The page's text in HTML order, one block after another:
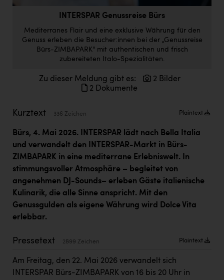
Doppler Gruppe
ERLUS AG
everfield
Fristads Austria
Immotech
INTERSPAR
INTERSPORT Austria
Jesolo
Jane Goodall Institute Austria
KEBA
INTERSPAR Genussreise Bürs
Mediterranes Flair und eine exklusive Währung für den
Genuss erleben die Besucher:innen bei der „Genussreise
Bürs-ZIMBAPARK“ mit authentischen und frisch
zubereiteten Italo-Spezialitäten.
Zu dieser Meldung gibt es:
2 Bilder
2 Dokumente
Kurztext 336 Zeichen Plaintext
Bürs, 4. Mai 2026. INTERSPAR lädt nach Bella Italia
und verwandelt den INTERSPAR-Markt in Bürs-
ZIMBAPARK in eine mediterrane Erlebniswelt. In
stimmungsvoller Atmosphäre – begleitet von
angenehmen DJ-Sounds– erleben Gäste italienische
Kulinarik, die alle Sinne anspricht. Mit den
Genussgulden als eigene Währung wird Dolce Vita
erlebbar.
Pressetext 2899 Zeichen Plaintext
Am Freitag, den 22. Mai 2026 verwandelt sich
INTERSPAR Bürs-ZIMBAPARK von 16 bis 20 Uhr in